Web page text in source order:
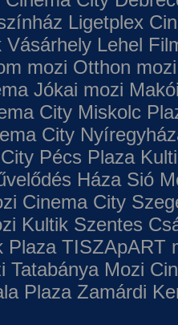
Ligetplex
Vásárhely Lehel
mozi Otthon mozi
Jókai mozi
City Miskolc
City
Pécs Plaza
Háza Sió
Cinema City
Kultik Szentes
Plaza TISZApART
Tatabánya Mozi
Plaza Zamárdi